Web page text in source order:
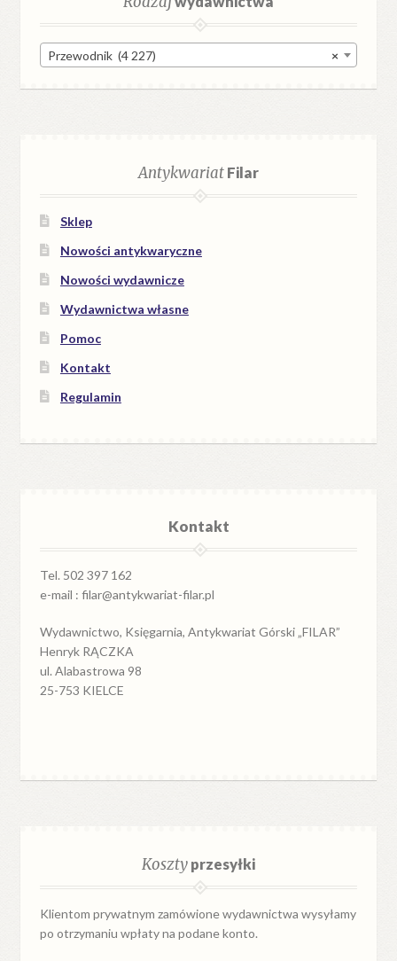
×
Przewodnik (4 227)
AntykwariatFilar
Sklep
Nowości antykwaryczne
Nowości wydawnicze
Wydawnictwa własne
Pomoc
Kontakt
Regulamin
Kontakt
Tel. 502 397 162
e-mail : filar@antykwariat-filar.pl
Wydawnictwo, Księgarnia, Antykwariat Górski „FILAR”
Henryk RĄCZKA
ul. Alabastrowa 98
25-753 KIELCE
Kosztyprzesyłki
Klientom prywatnym zamówione wydawnictwa wysyłamy
po otrzymaniu wpłaty na podane konto.